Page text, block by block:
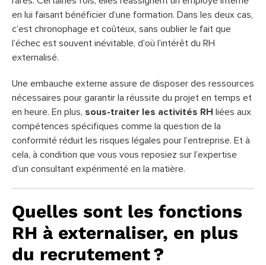
en lui faisant bénéficier d’une formation. Dans les deux cas,
c’est chronophage et coûteux, sans oublier le fait que
l’échec est souvent inévitable, d’où l’intérêt du RH
externalisé.
Une embauche externe assure de disposer des ressources
nécessaires pour garantir la réussite du projet en temps et
en heure. En plus, sous-traiter les activités RH
liées aux
compétences spécifiques comme la question de la
conformité réduit les risques légales pour l’entreprise. Et à
cela, à condition que vous vous reposiez sur l’expertise
d’un consultant expérimenté en la matière.
Quelles sont les fonctions
RH à externaliser, en plus
du recrutement ?